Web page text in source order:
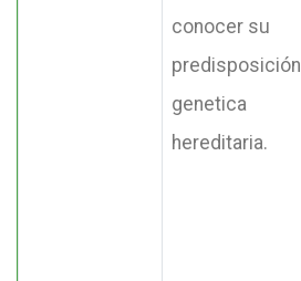
conocer su
predisposición
genetica
hereditaria.